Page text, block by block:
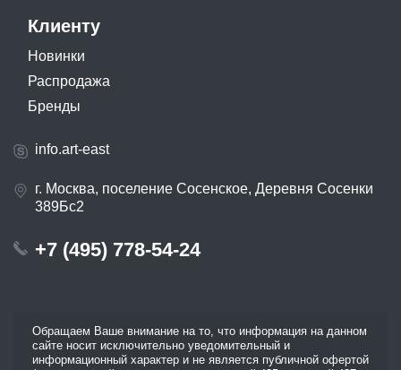
Клиенту
Новинки
Распродажа
Бренды
info.art-east
г. Москва, поселение Сосенское, Деревня Сосенки
389Бс2
+7 (495) 778-54-24
Обращаем Ваше внимание на то, что информация на данном
сайте носит исключительно уведомительный и
информационный характер и не является публичной офертой